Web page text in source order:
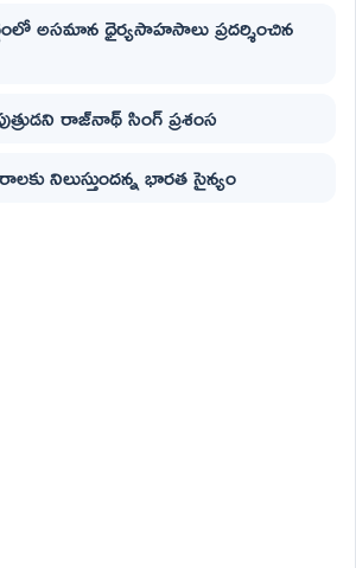
అసమాన ధైర్యసాహసాలు ప్రదర్శించిన
రాజ్‌నాథ్ సింగ్ ప్రశంస
నిలుస్తుందన్న భారత సైన్యం